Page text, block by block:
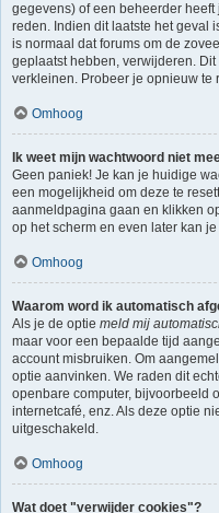
gegevens) of een beheerder
reden. Indien dit laatste het geval
is normaal dat forums om de
geplaatst hebben, verwijderen.
verkleinen. Probeer je opnieuw te
Omhoog
Ik weet mijn wachtwoord niet
Geen paniek! Je kan je huidige
een mogelijkheid om deze te
aanmeldpagina gaan en klikken
op het scherm en even later kan
Omhoog
Waarom word ik automatisch
Als je de optie meld mij
maar voor een bepaalde tijd
account misbruiken. Om
optie aanvinken. We raden dit
openbare computer, bijvoorbeeld
internetcafé, enz. Als deze optie
uitgeschakeld.
Omhoog
Wat doet "verwijder cookies"?